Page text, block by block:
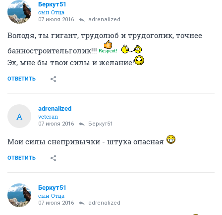
Беркут51
сын Отца
07 июля 2016 adrenalized
Володя, ты гигант, трудолюб и трудоголик, точнее
банностроительголик!!!
Эх, мне бы твои силы и желание!
ОТВЕТИТЬ
A
adrenalized
veteran
07 июля 2016 Беркут51
Мои силы снепривычки - штука опасная
ОТВЕТИТЬ
Беркут51
сын Отца
07 июля 2016 adrenalized